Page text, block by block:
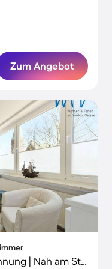
Zum Angebot
Kinderfreundliche Ferienwohnung | Nah am Strand